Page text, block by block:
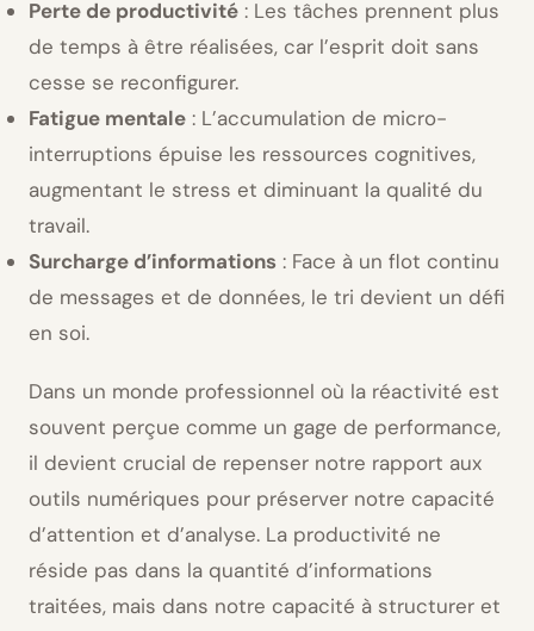
Perte de productivité : Les tâches prennent plus
de temps à être réalisées, car l’esprit doit sans
cesse se reconfigurer.
Fatigue mentale : L’accumulation de micro-
interruptions épuise les ressources cognitives,
augmentant le stress et diminuant la qualité du
travail.
Surcharge d’informations : Face à un flot continu
de messages et de données, le tri devient un défi
en soi.
Dans un monde professionnel où la réactivité est
souvent perçue comme un gage de performance,
il devient crucial de repenser notre rapport aux
outils numériques pour préserver notre capacité
d’attention et d’analyse. La productivité ne
réside pas dans la quantité d’informations
traitées, mais dans notre capacité à structurer et